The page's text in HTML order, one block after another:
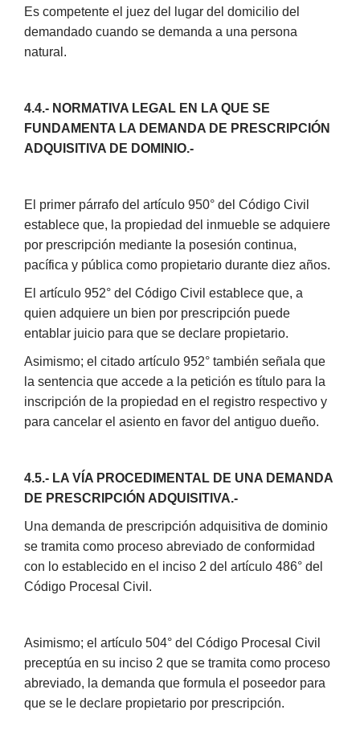
Es competente el juez del lugar del domicilio del
demandado cuando se demanda a una persona
natural.
4.4.- NORMATIVA LEGAL EN LA QUE SE
FUNDAMENTA LA DEMANDA DE PRESCRIPCIÓN
ADQUISITIVA DE DOMINIO.-
El primer párrafo del artículo 950° del Código Civil
establece que, la propiedad del inmueble se adquiere
por prescripción mediante la posesión continua,
pacífica y pública como propietario durante diez años.
El artículo 952° del Código Civil establece que, a
quien adquiere un bien por prescripción puede
entablar juicio para que se declare propietario.
Asimismo; el citado artículo 952° también señala que
la sentencia que accede a la petición es título para la
inscripción de la propiedad en el registro respectivo y
para cancelar el asiento en favor del antiguo dueño.
4.5.- LA VÍA PROCEDIMENTAL DE UNA DEMANDA
DE PRESCRIPCIÓN ADQUISITIVA.-
Una demanda de prescripción adquisitiva de dominio
se tramita como proceso abreviado de conformidad
con lo establecido en el inciso 2 del artículo 486° del
Código Procesal Civil.
Asimismo; el artículo 504° del Código Procesal Civil
preceptúa en su inciso 2 que se tramita como proceso
abreviado, la demanda que formula el poseedor para
que se le declare propietario por prescripción.